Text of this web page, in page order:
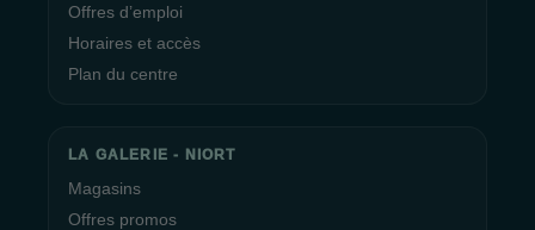
Offres d’emploi
Horaires et accès
Plan du centre
LA GALERIE - NIORT
Magasins
Offres promos